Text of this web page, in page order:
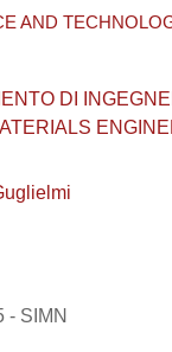
AND
DI
- SIMN